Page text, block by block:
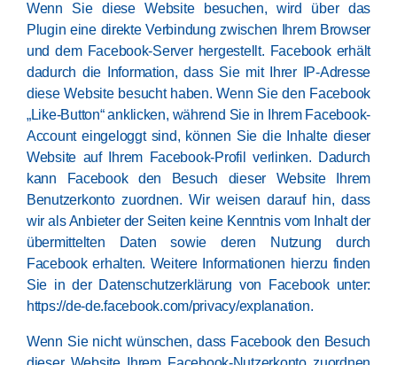
Wenn Sie diese Website besuchen, wird über das
Plugin eine direkte Verbindung zwischen Ihrem Browser
und dem Facebook-Server hergestellt. Facebook erhält
dadurch die Information, dass Sie mit Ihrer IP-Adresse
diese Website besucht haben. Wenn Sie den Facebook
„Like-Button“ anklicken, während Sie in Ihrem Facebook-
Account eingeloggt sind, können Sie die Inhalte dieser
Website auf Ihrem Facebook-Profil verlinken. Dadurch
kann Facebook den Besuch dieser Website Ihrem
Benutzerkonto zuordnen. Wir weisen darauf hin, dass
wir als Anbieter der Seiten keine Kenntnis vom Inhalt der
übermittelten Daten sowie deren Nutzung durch
Facebook erhalten. Weitere Informationen hierzu finden
Sie in der Datenschutzerklärung von Facebook unter:
https://de-de.facebook.com/privacy/explanation.
Wenn Sie nicht wünschen, dass Facebook den Besuch